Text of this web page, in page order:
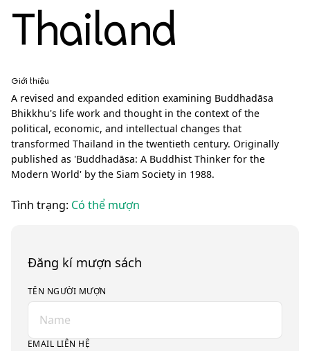
Thailand
Giới thiệu
A revised and expanded edition examining Buddhadāsa
Bhikkhu's life work and thought in the context of the
political, economic, and intellectual changes that
transformed Thailand in the twentieth century. Originally
published as 'Buddhadāsa: A Buddhist Thinker for the
Modern World' by the Siam Society in 1988.
Tình trạng: Có thể mượn
Đăng kí mượn sách
TÊN NGƯỜI MƯỢN
EMAIL LIÊN HỆ